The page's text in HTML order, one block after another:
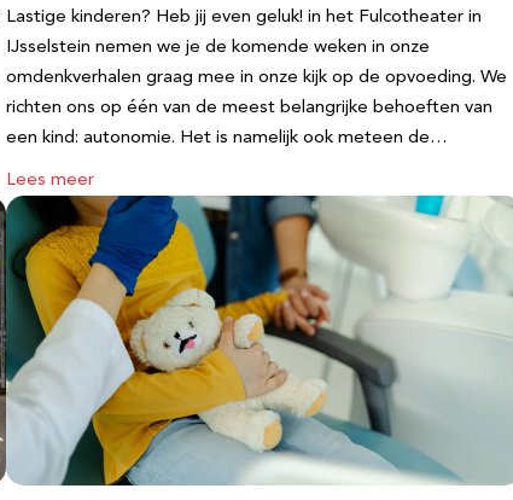
Lastige kinderen? Heb jij even geluk! in het Fulcotheater in
IJsselstein nemen we je de komende weken in onze
omdenkverhalen graag mee in onze kijk op de opvoeding. We
richten ons op één van de meest belangrijke behoeften van
een kind: autonomie. Het is namelijk ook meteen de…
Lees meer